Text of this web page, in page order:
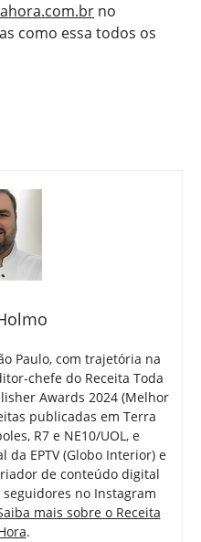
no
como essa todos os
Paulo, com trajetória na
chefe do Receita Toda
Awards 2024 (Melhor
publicadas em Terra
R7 e NE10/UOL, e
da EPTV (Globo Interior) e
de conteúdo digital
no Instagram
mais sobre o Receita
.